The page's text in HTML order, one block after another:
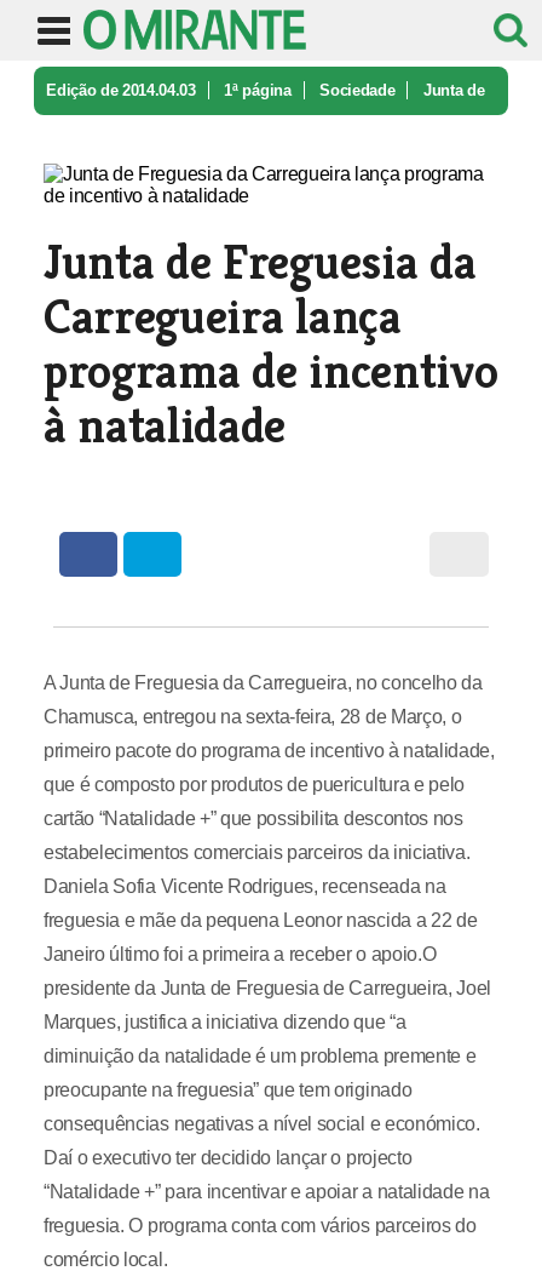
Edição de 2014.04.03 1ª página Sociedade Junta de
Junta de Freguesia da
Carregueira lança
programa de incentivo
à natalidade
A Junta de Freguesia da Carregueira, no concelho da
Chamusca, entregou na sexta-feira, 28 de Março, o
primeiro pacote do programa de incentivo à natalidade,
que é composto por produtos de puericultura e pelo
cartão “Natalidade +” que possibilita descontos nos
estabelecimentos comerciais parceiros da iniciativa.
Daniela Sofia Vicente Rodrigues, recenseada na
freguesia e mãe da pequena Leonor nascida a 22 de
Janeiro último foi a primeira a receber o apoio.O
presidente da Junta de Freguesia de Carregueira, Joel
Marques, justifica a iniciativa dizendo que “a
diminuição da natalidade é um problema premente e
preocupante na freguesia” que tem originado
consequências negativas a nível social e económico.
Daí o executivo ter decidido lançar o projecto
“Natalidade +” para incentivar e apoiar a natalidade na
freguesia. O programa conta com vários parceiros do
comércio local.